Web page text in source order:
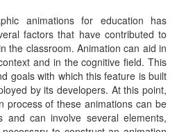
animations for education has
factors that have contributed to
the classroom. Animation can aid in
and in the cognitive field. This
goals with which this feature is built
by its developers. At this point,
process of these animations can be
and can involve several elements,